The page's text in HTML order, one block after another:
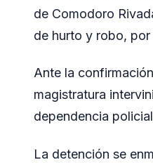
de Comodoro
de hurto y robo,
Ante la
magistratura
dependencia
La detención se